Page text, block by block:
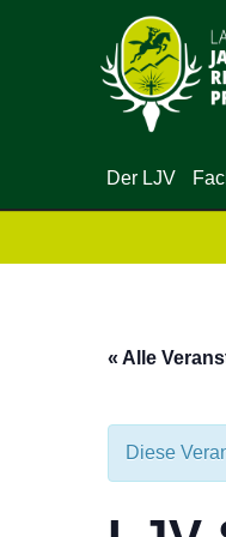
Der LJV
« Alle
Diese